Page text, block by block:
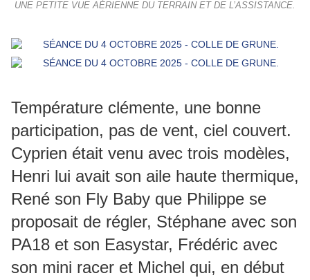
UNE PETITE VUE AÉRIENNE DU TERRAIN ET DE L’ASSISTANCE.
Température clémente, une bonne
participation, pas de vent, ciel couvert.
Cyprien était venu avec trois modèles,
Henri lui avait son aile haute thermique,
René son Fly Baby que Philippe se
proposait de régler, Stéphane avec son
PA18 et son Easystar, Frédéric avec
son mini racer et Michel qui, en début